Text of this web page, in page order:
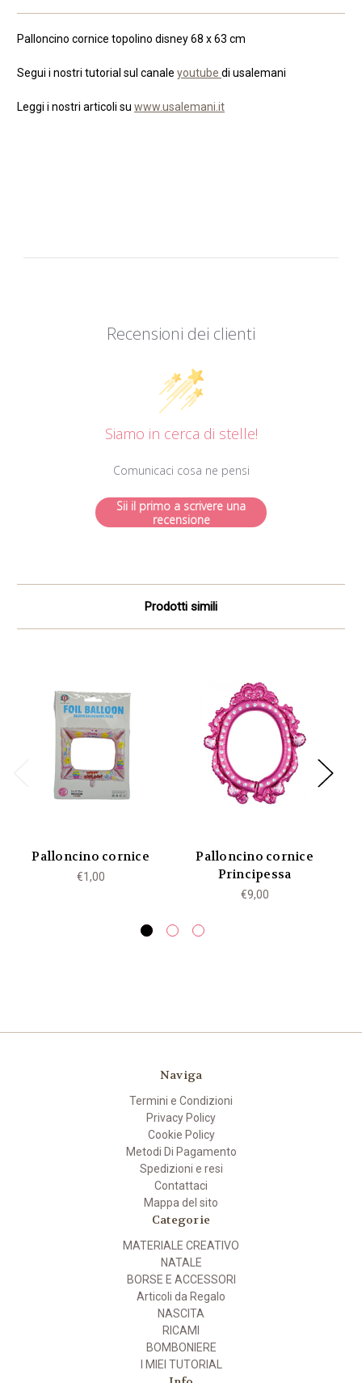
Palloncino cornice topolino disney 68 x 63 cm
Segui i nostri tutorial sul canale youtube di usalemani
Leggi i nostri articoli su www.usalemani.it
Recensioni dei clienti
Siamo in cerca di stelle!
Comunicaci cosa ne pensi
Sii il primo a scrivere una
recensione
Prodotti simili
Palloncino cornice
€1,00
Palloncino cornice
Principessa
€9,00
Naviga
Termini e Condizioni
Privacy Policy
Cookie Policy
Metodi Di Pagamento
Spedizioni e resi
Contattaci
Mappa del sito
Categorie
MATERIALE CREATIVO
NATALE
BORSE E ACCESSORI
Articoli da Regalo
NASCITA
RICAMI
BOMBONIERE
I MIEI TUTORIAL